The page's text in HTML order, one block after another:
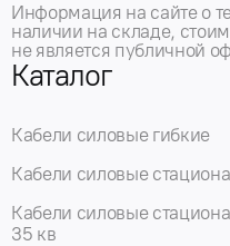
Информация на сайте о
наличии на складе,
не является публичной
Каталог
Кабели силовые гибкие
Кабели силовые
Кабели силовые
35 кв